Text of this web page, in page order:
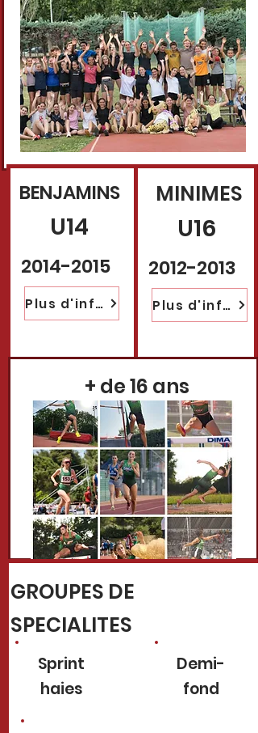
BENJAMINS
U14
2014-2015
Plus d'informations
MINIMES
U16
2012-2013
Plus d'informations
+ de 16 ans
GROUPES DE
SPECIALITES
Sprint
haies
Demi-
fond